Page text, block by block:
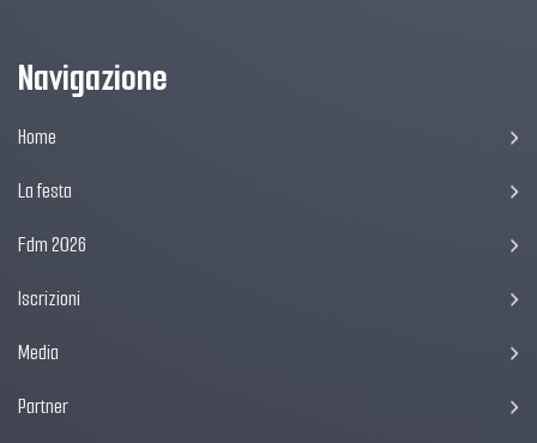
Navigazione
Home
La festa
Fdm 2026
Iscrizioni
Media
Partner